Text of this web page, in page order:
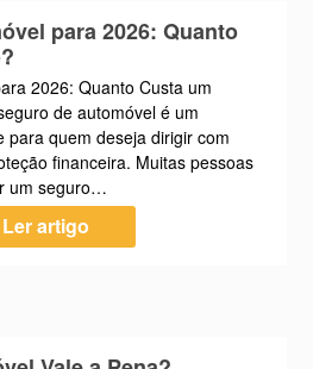
para 2026: Quanto
2026: Quanto Custa um
de automóvel é um
para quem deseja dirigir com
financeira. Muitas pessoas
um seguro…
Ler artigo